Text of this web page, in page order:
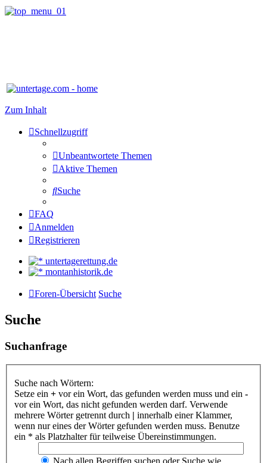
Zum Inhalt
Schnellzugriff
Unbeantwortete Themen
Aktive Themen
Suche
FAQ
Anmelden
Registrieren
untertagerettung.de
montanhistorik.de
Foren-Übersicht Suche
Suche
Suchanfrage
Suche nach Wörtern:
Setze ein + vor ein Wort, das gefunden werden muss und ein -
vor ein Wort, das nicht gefunden werden darf. Verwende
mehrere Wörter getrennt durch | innerhalb einer Klammer,
wenn nur eines der Wörter gefunden werden muss. Benutze
ein * als Platzhalter für teilweise Übereinstimmungen.